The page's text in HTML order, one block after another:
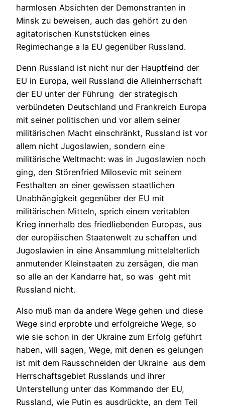
harmlosen Absichten der Demonstranten in
Minsk zu beweisen, auch das gehört zu den
agitatorischen Kunststücken eines
Regimechange a la EU gegenüber Russland.
Denn Russland ist nicht nur der Hauptfeind der
EU in Europa, weil Russland die Alleinherrschaft
der EU unter der Führung der strategisch
verbündeten Deutschland und Frankreich Europa
mit seiner politischen und vor allem seiner
militärischen Macht einschränkt, Russland ist vor
allem nicht Jugoslawien, sondern eine
militärische Weltmacht: was in Jugoslawien noch
ging, den Störenfried Milosevic mit seinem
Festhalten an einer gewissen staatlichen
Unabhängigkeit gegenüber der EU mit
militärischen Mitteln, sprich einem veritablen
Krieg innerhalb des friedliebenden Europas, aus
der europäischen Staatenwelt zu schaffen und
Jugoslawien in eine Ansammlung mittelalterlich
anmutender Kleinstaaten zu zersägen, die man
so alle an der Kandarre hat, so was geht mit
Russland nicht.
Also muß man da andere Wege gehen und diese
Wege sind erprobte und erfolgreiche Wege, so
wie sie schon in der Ukraine zum Erfolg geführt
haben, will sagen, Wege, mit denen es gelungen
ist mit dem Rausschneiden der Ukraine aus dem
Herrschaftsgebiet Russlands und ihrer
Unterstellung unter das Kommando der EU,
Russland, wie Putin es ausdrückte, an dem Teil